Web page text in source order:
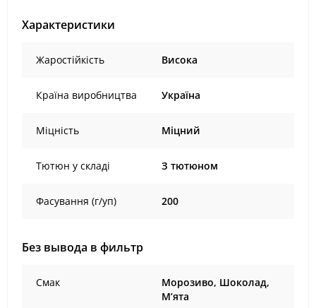
Характеристики
Жаростійкість Висока
Країна виробництва Україна
Міцність Міцний
Тютюн у складі З тютюном
Фасування (г/уп) 200
Без вывода в фильтр
Смак
Морозиво, Шоколад,
М’ята